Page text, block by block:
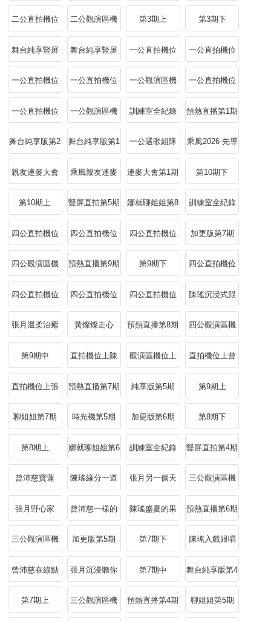
麥浪
位上親親組各 直拍第3期 期 期
二公直拍機位
上BonBon
二公觀演區機
位下姐姐們沉
吧》
第3期上 第3期下
舞台純享豎屏
直拍第1期
舞台純享豎屏
直拍第2期
一公直拍機位
上徐夢潔
一公直拍機位
下張月
一公直拍機位
上直擊曾沛慈
一公直拍機位
上張月reaction
一公觀演區機
位下姐姐陪看
一公直拍機位
下徐夢潔
一公直拍機位
下曾沛慈
一公觀演區機
位下
訓練室全紀錄
第1期
預熱直播第1期
舞台純享版第2
期
舞台純享版第1
期
一公選歌組隊
上
乘風2026 先導
片
親友連麥大會
加更版第1期
乘風親友連麥
大會第1期
連麥大會第1期 第10期下
第10期上 豎屏直拍第5期 娜就聊姐姐第8
期
訓練室全紀錄
第4期
四公直拍機位
下
四公直拍機位
下陳瑤
四公直拍機位
下張月
加更版第7期
四公觀演區機
位下
預熱直播第9期 第9期下 四公直拍機位
中黃燦燦
四公直拍機位
中陳瑤
四公直拍機位
中張月
四公直拍機位
中
陳瑤沉浸式跟
唱軟萌可愛
張月溫柔治癒
所有意難平
黃燦燦走心 預熱直播第8期 四公觀演區機
位中
第9期中 直拍機位上陳
瑤
觀演區機位上
唐藝昕
直拍機位上曾
沛慈
直拍機位上張
月
預熱直播第7期 純享版第5期 第9期上
聊姐姐第7期 時光機第5期 加更版第6期 第8期下
第8期上 娜就聊姐姐第6
期
訓練室全紀錄
第3期
豎屏直拍第4期
曾沛慈寶蓮 陳瑤緣分一道
橋
張月另一個天
堂
三公觀演區機
位下
張月野心家 曾沛慈一樣的
月光
陳瑤盛夏的果
實
預熱直播第6期
三公觀演區機
位中
加更版第5期 第7期下 陳瑤入戲跟唱
故事感拉滿
曾沛慈在線點
讚
張月沉浸聽你
曾是少年
第7期中 舞台純享版第4
期
第7期上 三公觀演區機 預熱直播第4期 聊姐姐第5期